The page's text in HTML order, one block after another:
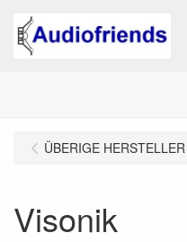
ÜBERIGE HERSTELLER
Visonik